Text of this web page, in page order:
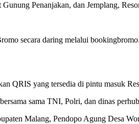
Penanjakan, dan Jemplang,
secara daring melalui
QRIS yang tersedia di pintu masuk
sama TNI, Polri, dan dinas
Malang, Pendopo Agung Desa